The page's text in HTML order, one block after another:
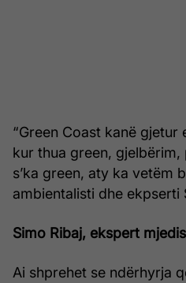
“Green Coast kanë gjetur
kur thua green,
s’ka green, aty ka vetëm
ambientalisti dhe ekpserti
Simo Ribaj, ekspert
Ai shprehet se ndërhyrja